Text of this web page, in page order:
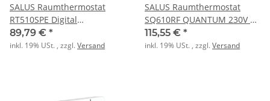
SALUS Raumthermostat
RT510SPE Digital
programmierbae Funkst.
89,79 € *
inkl. 19% USt. , zzgl.Versand
SALUS Raumthermostat
SQ610RF QUANTUM 230V m
Display
115,55 € *
inkl. 19% USt. , zzgl.Versand